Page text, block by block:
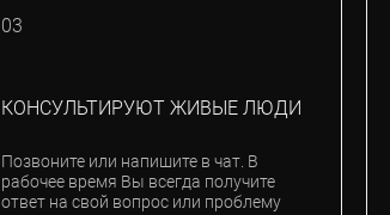
03
КОНСУЛЬТИРУЮТ ЖИВЫЕ ЛЮДИ
Позвоните или напишите в чат. В
рабочее время Вы всегда получите
ответ на свой вопрос или проблему